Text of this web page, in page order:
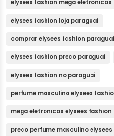
elysees fashion mega eletronicos
elysees fashion loja paraguai
comprar elysees fashion paraguai
elysees fashion preco paraguai
elysees fashion no paraguai
perfume masculino elysees
mega eletronicos elysees fashion
preco perfume masculino elysees